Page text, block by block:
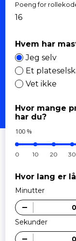
Poeng for
16
Hvem har
Jeg selv
Et
Vet ikke
Hvor mange
har du?
100 %
0 10 20 30
Hvor lang er
Minutter
Sekunder